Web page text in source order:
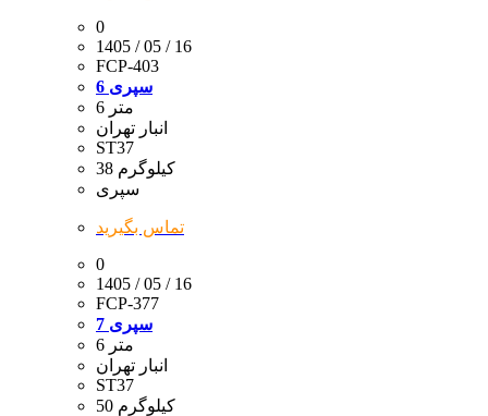
0
1405 / 05 / 16
FCP-403
سپری 6
6 متر
انبار تهران
ST37
38 کیلوگرم
سپری
تماس بگیرید
0
1405 / 05 / 16
FCP-377
سپری 7
6 متر
انبار تهران
ST37
50 کیلوگرم